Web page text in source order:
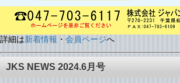
詳細は新着情報 ・ 会員ページへ
JKS NEWS 2024.6月号